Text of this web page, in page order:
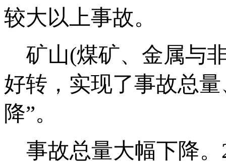
较大以上事故。
矿山(煤矿、金属与
好转，实现了事故总
降”。
事故总量大幅下降。